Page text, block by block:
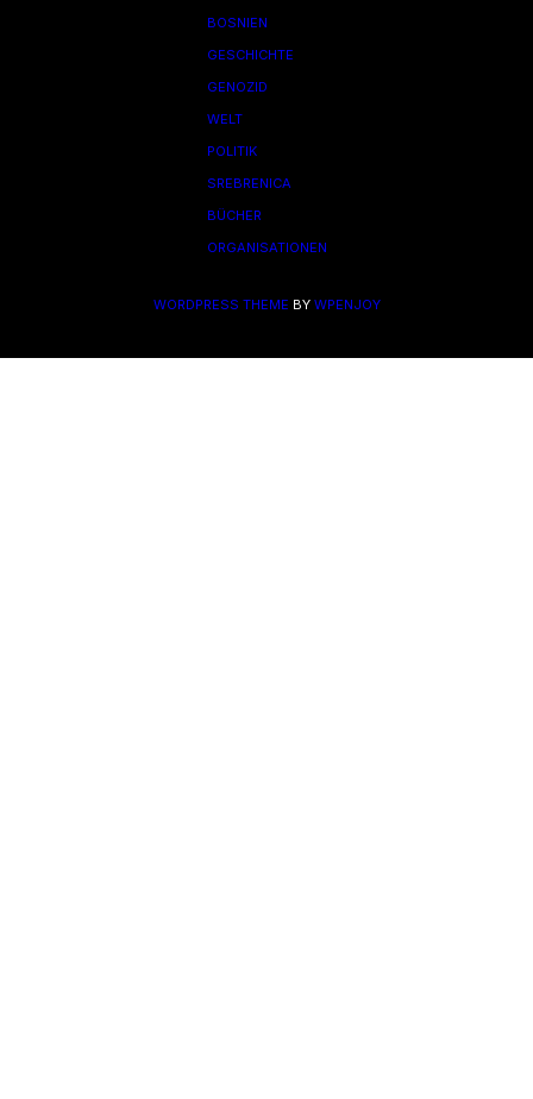
BOSNIEN
GESCHICHTE
GENOZID
WELT
POLITIK
SREBRENICA
BÜCHER
ORGANISATIONEN
WORDPRESS THEME BY WPENJOY